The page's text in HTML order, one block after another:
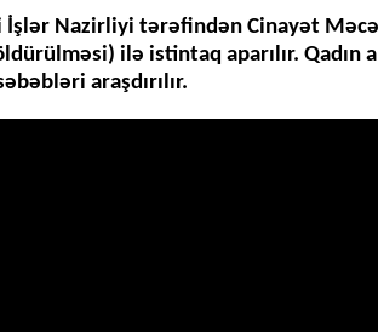
İşlər Nazirliyi tərəfindən Cinayət
ilə istintaq aparılır. Qadın